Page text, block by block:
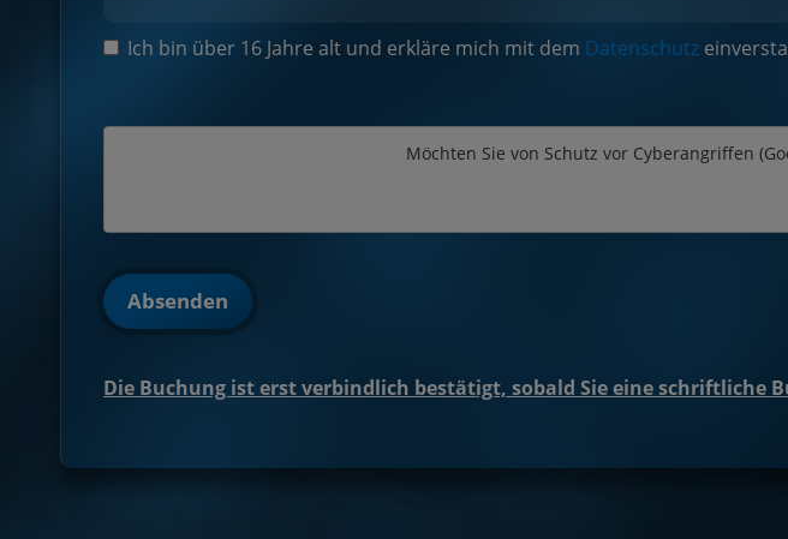
Ich bin über 16 Jahre alt und erkläre mich mit dem Datenschutz
Möchten Sie von Schutz vor Cyberangriffen
Absenden
Die Buchung ist erst verbindlich bestätigt, sobald Sie eine schriftliche